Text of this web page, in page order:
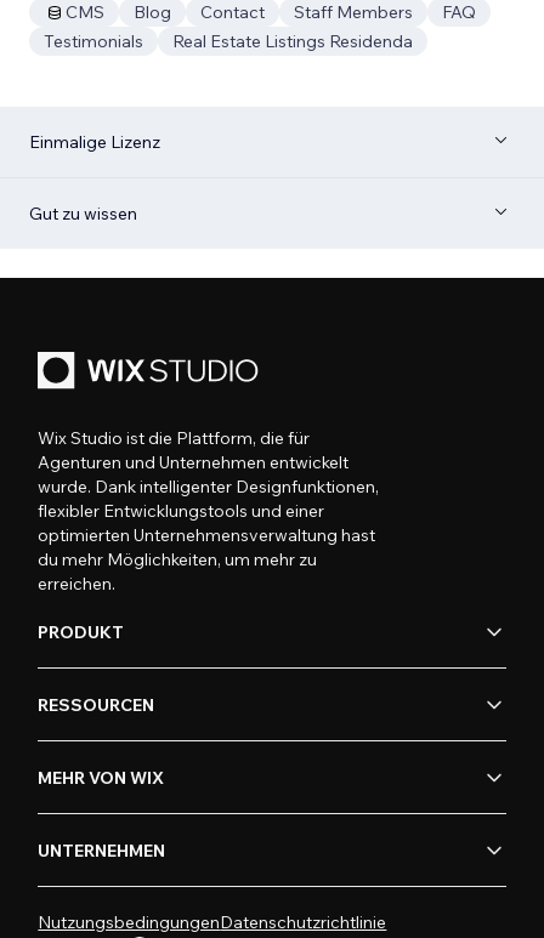
CMS
Blog Contact Staff Members
FAQ
Testimonials
Real Estate Listings Residenda
Einmalige Lizenz
Gut zu wissen
Wix Studio ist die Plattform, die für
Agenturen und Unternehmen entwickelt
wurde. Dank intelligenter Designfunktionen,
flexibler Entwicklungstools und einer
optimierten Unternehmensverwaltung hast
du mehr Möglichkeiten, um mehr zu
erreichen.
PRODUKT
RESSOURCEN
MEHR VON WIX
UNTERNEHMEN
NutzungsbedingungenDatenschutzrichtlinie